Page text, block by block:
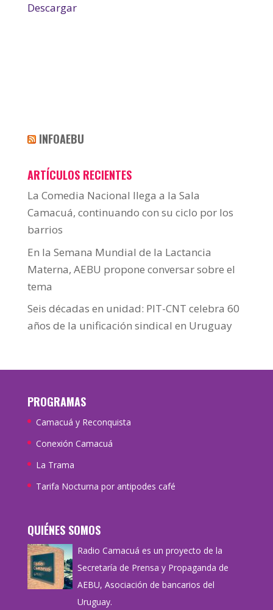
Descargar
INFOAEBU
ARTÍCULOS RECIENTES
La Comedia Nacional llega a la Sala
Camacuá, continuando con su ciclo por los
barrios
En la Semana Mundial de la Lactancia
Materna, AEBU propone conversar sobre el
tema
Seis décadas en unidad: PIT-CNT celebra 60
años de la unificación sindical en Uruguay
PROGRAMAS
Camacuá y Reconquista
Conexión Camacuá
La Trama
Tarifa Nocturna por antipodes café
QUIÉNES SOMOS
Radio Camacuá es un proyecto de la
Secretaría de Prensa y Propaganda de
AEBU, Asociación de bancarios del
Uruguay.